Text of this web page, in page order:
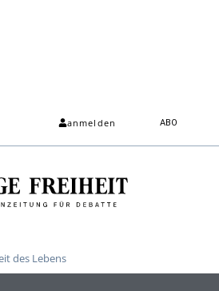
anmelden ABO
des Lebens